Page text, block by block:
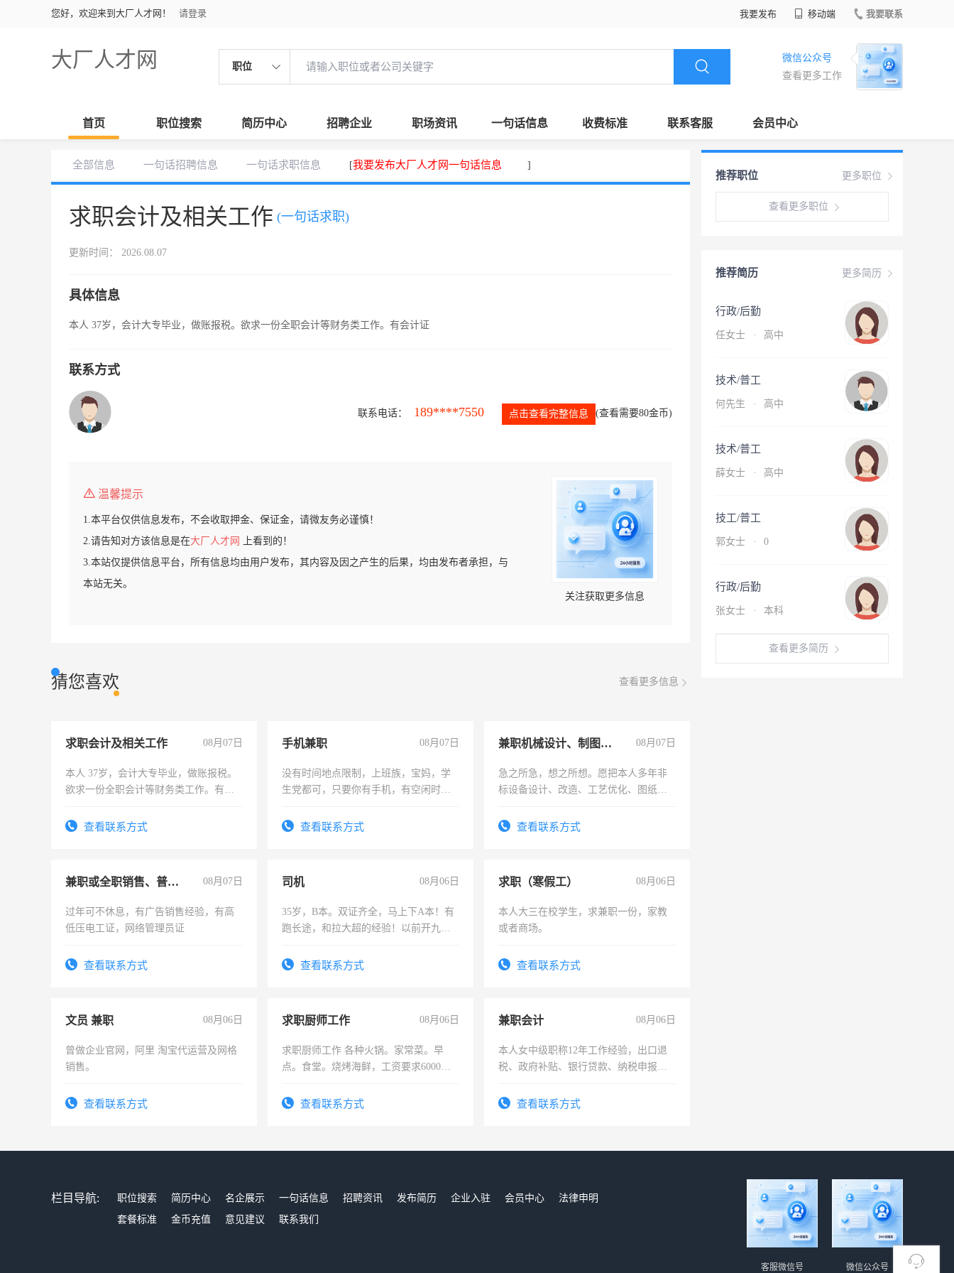
您好，欢迎来到大厂人才网！ 请登录 我要发布 移动端 我要联系
大厂人才网 职位
微信公众号
查看更多工作
首页 职位搜索 简历中心 招聘企业 职场资讯 一句话信息 收费标准 联系客服 会员中心
全部信息 一句话招聘信息 一句话求职信息 [我要发布大厂人才网一句话信息 ]
求职会计及相关工作 (一句话求职)
更新时间： 2026.08.07
具体信息
本人 37岁，会计大专毕业，做账报税。欲求一份全职会计等财务类工作。有会计证
联系方式
联系电话： 189****7550 点击查看完整信息 (查看需要80金币)
温馨提示
1.本平台仅供信息发布，不会收取押金、保证金，请微友务必谨慎！
2.请告知对方该信息是在大厂人才网
上看到的！
3.本站仅提供信息平台，所有信息均由用户发布，其内容及因之产生的后果，均由发布者承担，与
本站无关。
关注获取更多信息
猜您喜欢 查看更多信息
求职会计及相关工作 08月07日
本人 37岁，会计大专毕业，做账报税。
欲求一份全职会计等财务类工作。有会
查看联系方式
手机兼职 08月07日
没有时间地点限制，上班族，宝妈，学
生党都可，只要你有手机，有空闲时
勤快的四五十，每天挣零花钱没问题！
查看联系方式
兼职机械设计、制图、设备改造 08月07日
急之所急，想之所想。愿把本人多年非
标设备设计、改造、工艺优化、图纸制
结识有识之士，共享未来。
查看联系方式
兼职或全职销售、普工、维修 08月07日
过年可不休息，有广告销售经验，有高
低压电工证，网络管理员证
查看联系方式
司机 08月06日
35岁，B本。双证齐全，马上下A本！有
跑长途，和拉大超的经验！以前开九米
查看联系方式
求职（寒假工） 08月06日
本人大三在校学生，求兼职一份，家教
或者商场。
查看联系方式
文员 兼职 08月06日
曾做企业官网，阿里 淘宝代运营及网格
销售。
查看联系方式
求职厨师工作 08月06日
求职厨师工作 各种火锅。家常菜。早
点。食堂。烧烤海鲜，工资要求6000以
查看联系方式
兼职会计 08月06日
本人女中级职称12年工作经验，出口退
税、政府补贴、银行贷款、纳税申报、
务，财务咨询等业务。欲求兼职会计工
查看联系方式
更多职位
推荐职位
查看更多职位
更多简历
推荐简历
行政/后勤
任女士 · 高中
技术/普工
何先生 · 高中
技术/普工
薛女士 · 高中
技工/普工
郭女士 · 0
行政/后勤
张女士 · 本科
查看更多简历
栏目导航: 职位搜索 简历中心 名企展示 一句话信息 招聘资讯 发布简历 企业入驻 会员中心
法律申明
套餐标准
金币充值 意见建议 联系我们
微信公众号
客服微信号